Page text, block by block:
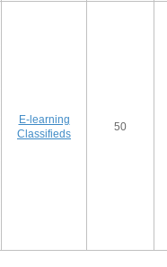
E-learning
Classifieds
50